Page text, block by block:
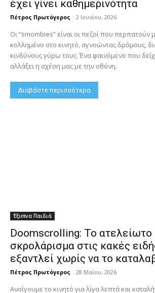
έχει γίνει καθημερινότητα
Πέτρος Πρωτόγερος - 2 Ιουνίου, 2026
Οι “smombies” είναι οι πεζοί που περπατούν
κολλημένο στο κινητό, αγνοώντας δρόμους,
κινδύνους γύρω τους. Ένα φαινόμενο που
αλλάξει η σχέση μας με την οθόνη.
Διαβάστε περισσότερα
Έξυπνα Παιδιά
Doomscrolling: Το ατελείωτο
σκρολάρισμα στις κακές
εξαντλεί χωρίς να το
Πέτρος Πρωτόγερος - 28 Μαΐου, 2026
Ανοίγουμε το κινητό για λίγα λεπτά και